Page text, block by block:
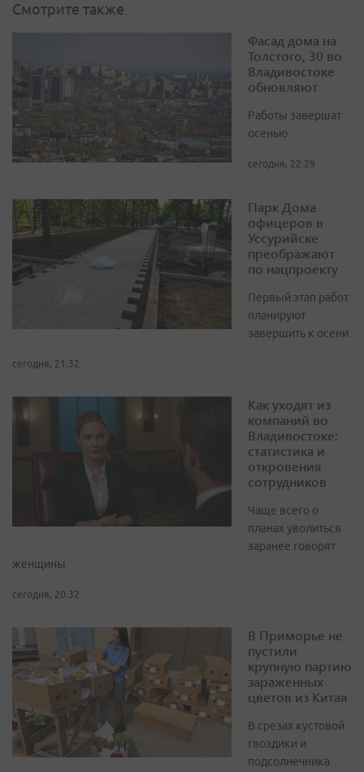
Смотрите также
Фасад дома на
Толстого, 30 во
Владивостоке
обновляют
Работы завершат
осенью
сегодня, 22:29
Парк Дома
офицеров в
Уссурийске
преображают
по нацпроекту
Первый этап работ
планируют
завершить к осени
сегодня, 21:32
Как уходят из
компаний во
Владивостоке:
статистика и
откровения
сотрудников
Чаще всего о
планах уволиться
заранее говорят
женщины
сегодня, 20:32
В Приморье не
пустили
крупную партию
зараженных
цветов из Китая
В срезах кустовой
гвоздики и
подсолнечника